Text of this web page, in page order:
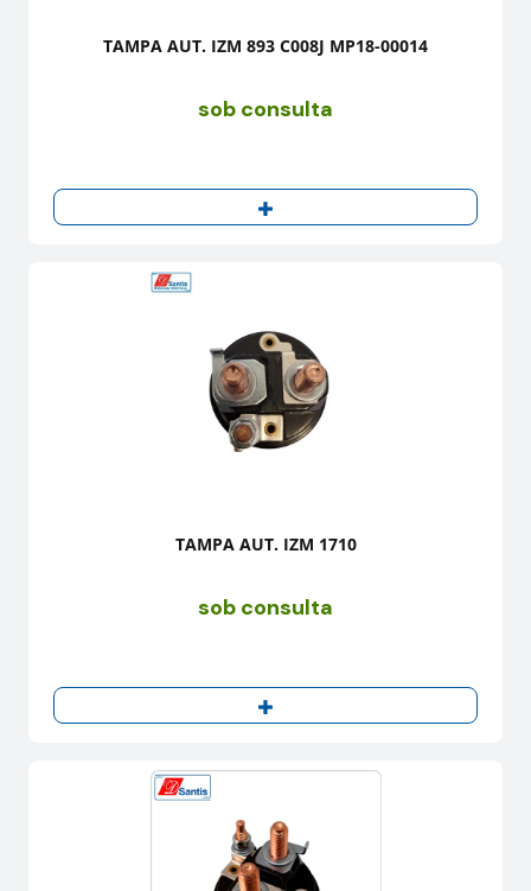
TAMPA AUT. IZM 893 C008J MP18-00014
sob consulta
TAMPA AUT. IZM 1710
sob consulta